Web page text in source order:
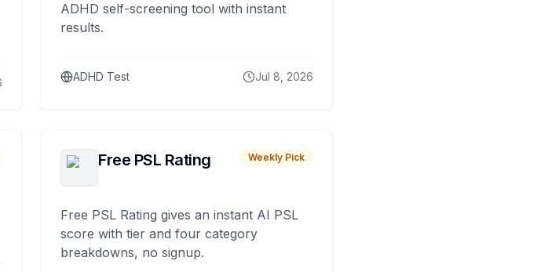
ADHD self-screening tool with instant
results.
ADHD Test Jul 8, 2026
Free PSL Rating Weekly Pick
Free PSL Rating gives an instant AI PSL
score with tier and four category
breakdowns, no signup.